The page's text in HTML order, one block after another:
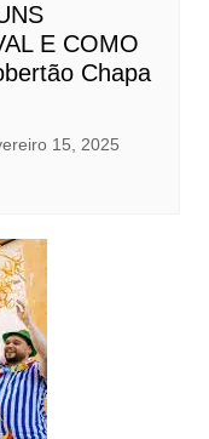
E COMO
Chapa
15, 2025